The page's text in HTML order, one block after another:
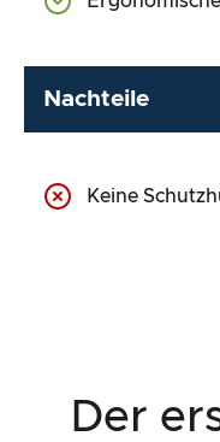
Nachteile
Keine
Der